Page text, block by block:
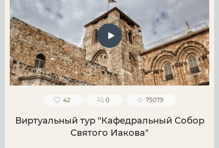
42 0 75079
Виртуальный тур "Кафедральный Собор
Святого Иакова"